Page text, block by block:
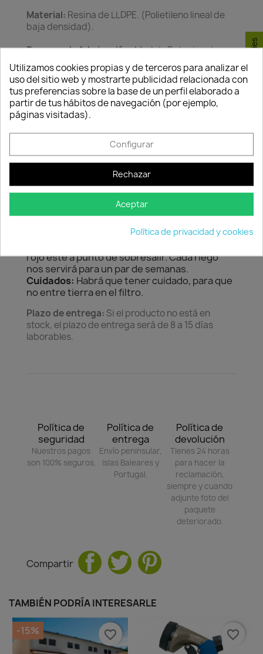
Material: Resina de LLDPE. (Polietileno lineal de
baja densidad).
Proceso de fabricación:Modelo Rotacional.
Resistente a UVI. Factor UV8 equivalente a 8.000
horas de sol en Florida. Resistente a
temperaturas extremas (-60ºC a +80ºC). Ligera.
Los maceteros son fáciles de taladrar para
realizar las marcas de drenaje. Reciclable 100%.
El sistema de autorriego suministrará el agua
necesaria para la planta durante alrededor de 2
semanas, indicándonos con un varilla de colores
el momento en que hay que volver a regar.
Instalación:Para instalar el sistema de
autorriego, lo pondremos en el interior de un
tiesto, luego introduciremos 3 centímetros de
Deberemos regar la planta
rojo este a punto de sobresalir. Cada riego
nos servirá para un par de semanas.
Cuidados: Habrá que tener cuidado, para que
no entre tierra en el filtro.
Plazo de entrega: Si el producto no está en
stock, el plazo de entrega será de 8 a 15 días
laborables.
Política de
seguridad
Nuestros pagos
son 100% seguros.
Política de
entrega
Envío peninsular,
Islas Baleares y
Portugal.
Política de
devolución
Tienes 24 horas
para hacer la
reclamación,
siempre y cuando
adjunte foto del
paquete
deteriorado.
Compartir
TAMBIÉN PODRÍA INTERESARLE
-15% favorite_border favorite_border
Utilizamos cookies propias y de terceros para analizar el
uso del sitio web y mostrarte publicidad relacionada con
tus preferencias sobre la base de un perfil elaborado a
partir de tus hábitos de navegación (por ejemplo,
páginas visitadas).
Configurar
Rechazar
Aceptar
Política de privacidad y cookies